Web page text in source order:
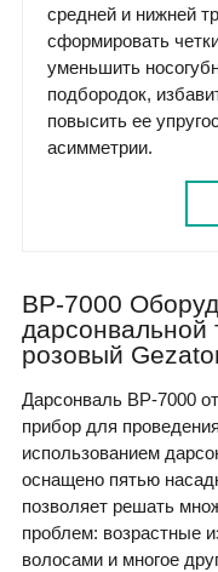
средней и нижней
сформировать
уменьшить
подбородок,
повысить ее
асимметрии.
BP-7000
дарсонвальной
розовый
Дарсонваль BP-7000
прибор для
использованием
оснащено пятью
позволяет решать
проблем: возрастные
волосами и многое